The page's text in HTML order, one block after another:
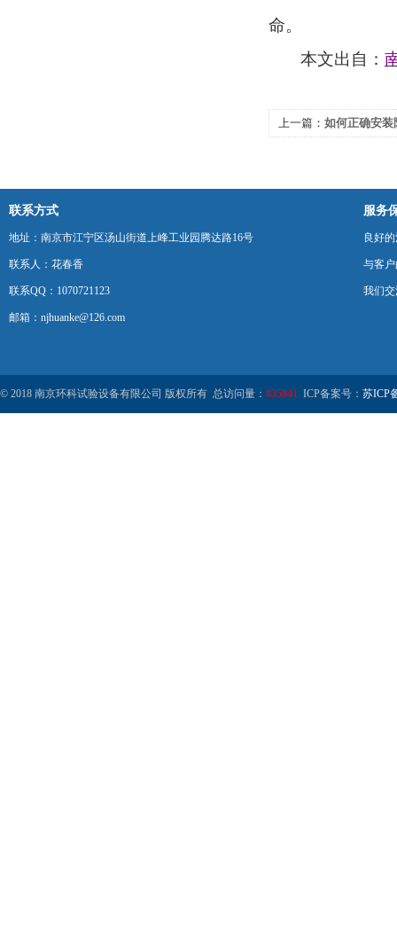
命。
本文出自：
上一篇： 如何正确安装
联系方式
地址：南京市江宁区汤山街道上峰工业园腾达路16号
联系人：花春香
联系QQ：1070721123
邮箱：njhuanke@126.com
服务
良好
与客
我们
© 2018 南京环科试验设备有限公司 版权所有 总访问量： 835941 ICP备案号： 苏ICP